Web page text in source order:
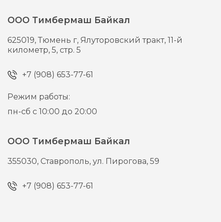
ООО Тимбермаш Байкал
625019,Тюмень г, Ялуторовский тракт, 11-й
километр, 5, стр. 5
+7 (908) 653-77-61
Режим работы:
пн-сб с 10:00 до 20:00
ООО Тимбермаш Байкал
355030, Ставрополь,ул. Пирогова, 59
+7 (908) 653-77-61